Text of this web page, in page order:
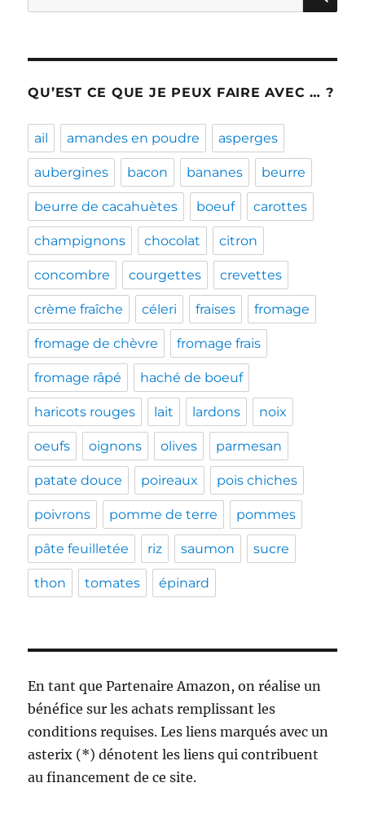
pour :
QU’EST CE QUE JE PEUX FAIRE AVEC … ?
ail amandes en poudre asperges
aubergines bacon bananes beurre
beurre de cacahuètes boeuf carottes
champignons chocolat citron
concombre courgettes crevettes
crème fraîche céleri fraises fromage
fromage de chèvre fromage frais
fromage râpé haché de boeuf
haricots rouges lait lardons noix
oeufs oignons olives parmesan
patate douce poireaux pois chiches
poivrons pomme de terre pommes
pâte feuilletée riz saumon sucre
thon tomates épinard
En tant que Partenaire Amazon, on réalise un
bénéfice sur les achats remplissant les
conditions requises. Les liens marqués avec un
asterix (*) dénotent les liens qui contribuent
au financement de ce site.